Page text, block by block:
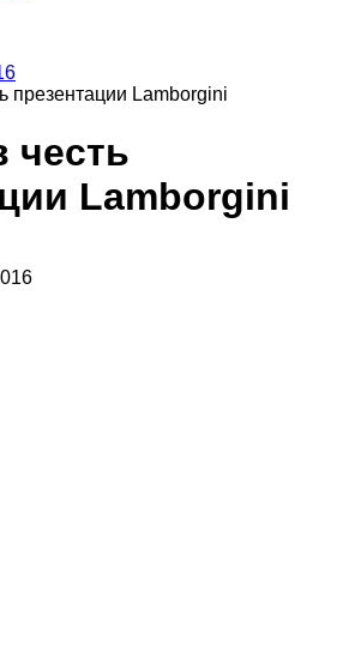
презентации Lamborgini
честь
Lamborgini